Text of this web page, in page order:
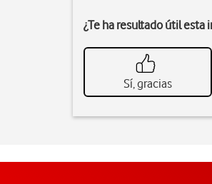
¿Te ha resultado útil esta
Sí, gracias